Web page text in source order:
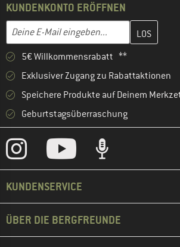
KUNDENKONTO ERÖFFNEN
E-Mail-Adresse
Gib hier deine E-Mail-Adresse ein und
5€ Willkommensrabatt **
Exklusiver Zugang zu Rabattaktionen
Speichere Produkte auf Deinem
Geburtstagsüberraschung
KUNDENSERVICE
ÜBER DIE BERGFREUNDE